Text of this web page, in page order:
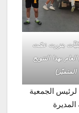
بنزرت عمّت
بهذا التتويج
المتميّز)
لرئيس الجمعية